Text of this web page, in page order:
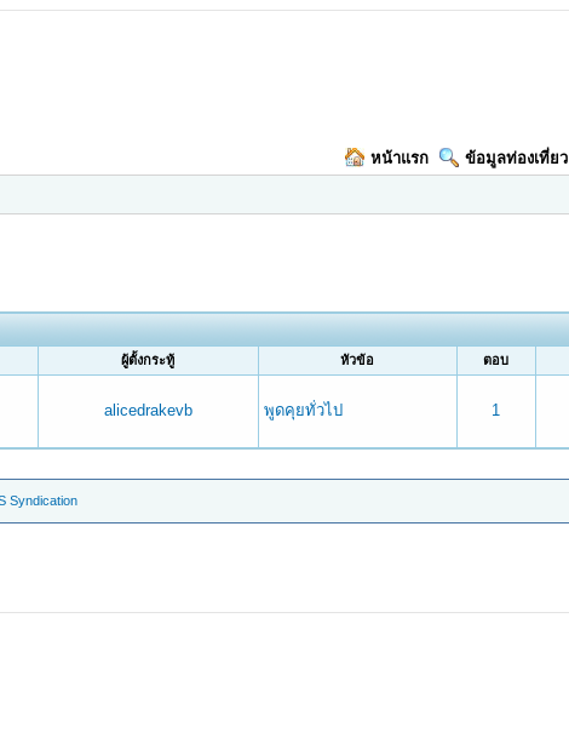
หน้าแรก ข้อมูลท่องเที่ยว
ผู้ตั้งกระทู้ หัวข้อ ตอบ
alicedrakevb พูดคุยทั่วไป 1
Syndication